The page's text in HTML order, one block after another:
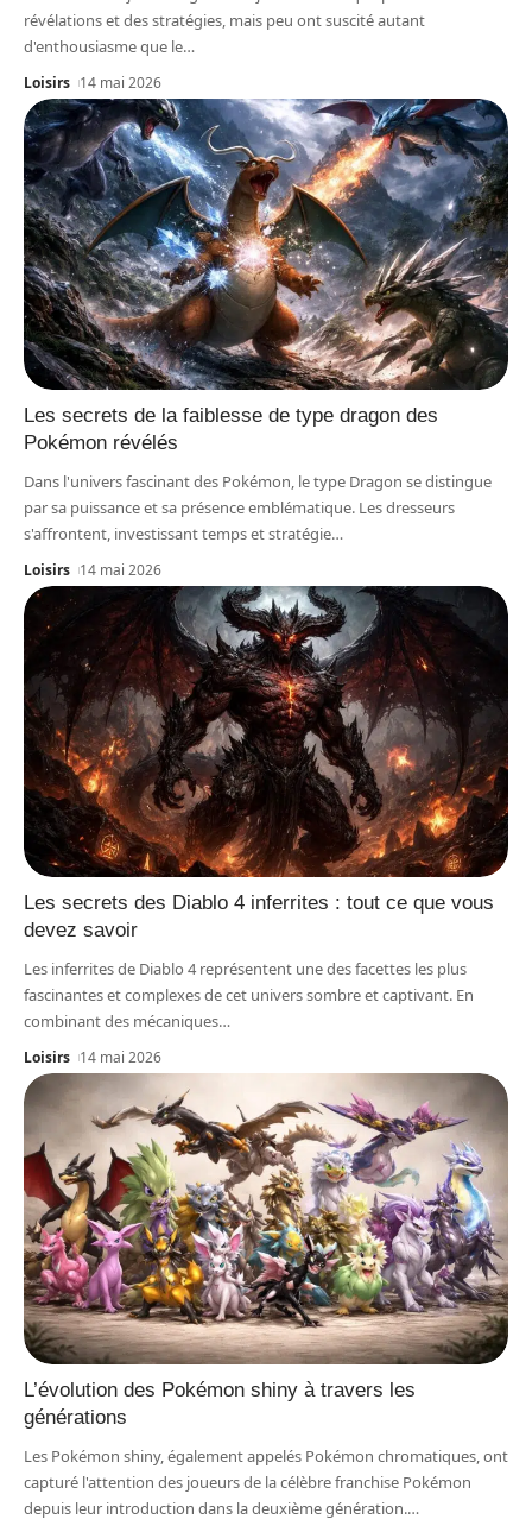
révélations et des stratégies, mais peu ont suscité autant
d'enthousiasme que le…
Loisirs 14 mai 2026
Les secrets de la faiblesse de type dragon des
Pokémon révélés
Dans l'univers fascinant des Pokémon, le type Dragon se distingue
par sa puissance et sa présence emblématique. Les dresseurs
s'affrontent, investissant temps et stratégie…
Loisirs 14 mai 2026
Les secrets des Diablo 4 inferrites : tout ce que vous
devez savoir
Les inferrites de Diablo 4 représentent une des facettes les plus
fascinantes et complexes de cet univers sombre et captivant. En
combinant des mécaniques…
Loisirs 14 mai 2026
L’évolution des Pokémon shiny à travers les
générations
Les Pokémon shiny, également appelés Pokémon chromatiques, ont
capturé l'attention des joueurs de la célèbre franchise Pokémon
depuis leur introduction dans la deuxième génération.…